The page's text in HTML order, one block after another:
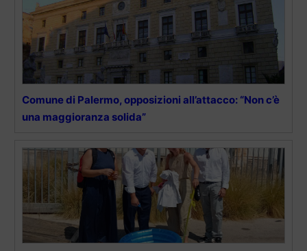
Comune di Palermo, opposizioni all’attacco: “Non c’è
una maggioranza solida”